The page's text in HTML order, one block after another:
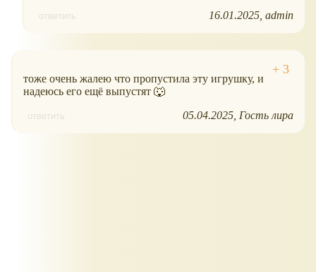
ответить 16.01.2025 admin
тоже очень жалею что пропустила эту игрушку, и
надеюсь его ещё выпустят 🐺
ответить 05.04.2025 Гость лира